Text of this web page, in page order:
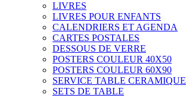
LIVRES
LIVRES POUR ENFANTS
CALENDRIERS ET AGENDA
CARTES POSTALES
DESSOUS DE VERRE
POSTERS COULEUR 40X50
POSTERS COULEUR 60X90
SERVICE TABLE CERAMIQUE
SETS DE TABLE